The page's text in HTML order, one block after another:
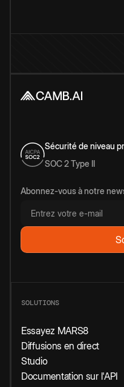
Sécurité de niveau
SOC 2 Type II
Abonnez-vous à notre
SOLUTIONS
Essayez MARS8
Diffusions en direct
Studio
Documentation sur l'API